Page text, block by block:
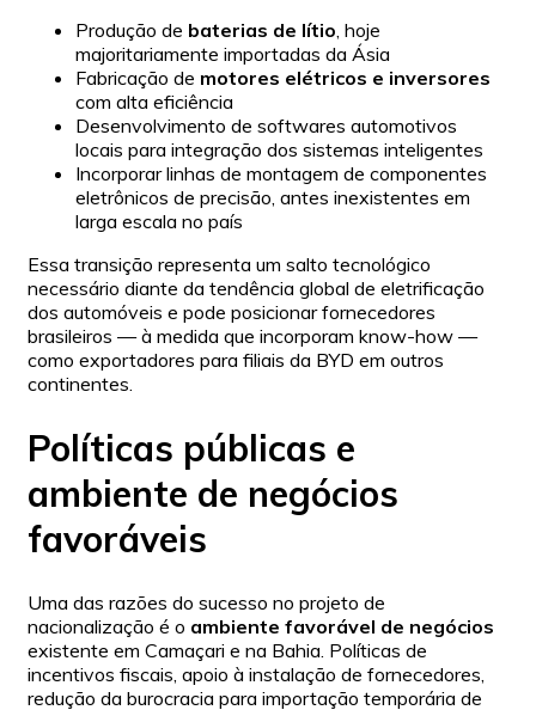
Produção de baterias de lítio , hoje
majoritariamente importadas da Ásia
Fabricação de motores elétricos e inversores
com alta eficiência
Desenvolvimento de softwares automotivos
locais para integração dos sistemas inteligentes
Incorporar linhas de montagem de componentes
eletrônicos de precisão, antes inexistentes em
larga escala no país
Essa transição representa um salto tecnológico
necessário diante da tendência global de eletrificação
dos automóveis e pode posicionar fornecedores
brasileiros — à medida que incorporam know-how —
como exportadores para filiais da BYD em outros
continentes.
Políticas públicas e
ambiente de negócios
favoráveis
Uma das razões do sucesso no projeto de
nacionalização é o ambiente favorável de negócios
existente em Camaçari e na Bahia. Políticas de
incentivos fiscais, apoio à instalação de fornecedores,
redução da burocracia para importação temporária de